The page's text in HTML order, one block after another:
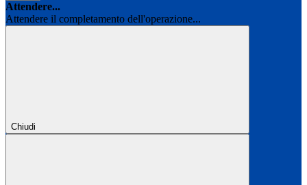
Attendere...
Attendere il completamento dell'operazione...
Chiudi